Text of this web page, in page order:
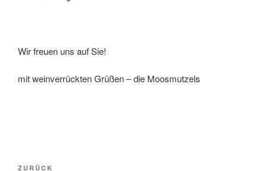
Wir freuen uns auf Sie!
mit weinverrückten Grüßen – die Moosmutzels
Beitragsnavigation
ZURÜCK